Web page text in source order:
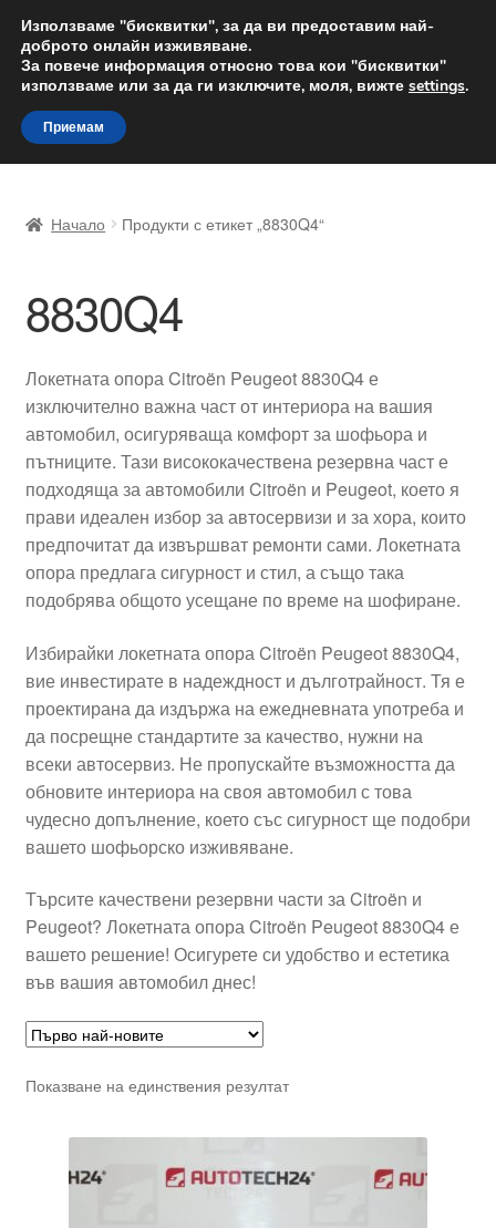
ДОСТАВКА от 12 лв.
Доставка по целия свят
Skip
to
navigation
Skip
to
content
Доставка по целия свят
Жалби
Количка
Контакт
Моята сметка
Плащанията
Политика за поверителност
Правила и условия
Процедура за рекламации
Разгледайте
Транспорт
Начало Продукти с етикет „8830Q4“
8830Q4
Локетната опора Citroën Peugeot 8830Q4 е
изключително важна част от интериора на вашия
автомобил, осигуряваща комфорт за шофьора и
пътниците. Тази висококачествена резервна част е
подходяща за автомобили Citroën и Peugeot, което я
прави идеален избор за автосервизи и за хора, които
предпочитат да извършват ремонти сами. Локетната
опора предлага сигурност и стил, а също така
подобрява общото усещане по време на шофиране.
Избирайки локетната опора Citroën Peugeot 8830Q4,
вие инвестирате в надеждност и дълготрайност. Тя е
проектирана да издържа на ежедневната употреба и
да посрещне стандартите за качество, нужни на
всеки автосервиз. Не пропускайте възможността да
обновите интериора на своя автомобил с това
чудесно допълнение, което със сигурност ще подобри
вашето шофьорско изживяване.
Търсите качествени резервни части за Citroën и
Peugeot? Локетната опора Citroën Peugeot 8830Q4 е
вашето решение! Осигурете си удобство и естетика
във вашия автомобил днес!
Показване на единствения резултат
Използваме "бисквитки", за да ви предоставим най-
доброто онлайн изживяване.
За повече информация относно това кои "бисквитки"
използваме или за да ги изключите, моля, вижте settings.
Приемам